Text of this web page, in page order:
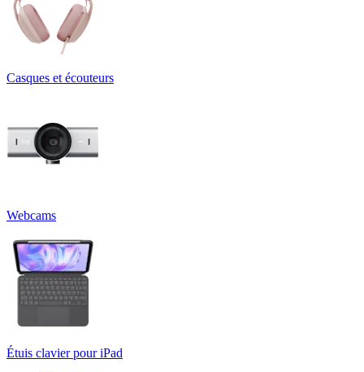
Casques et écouteurs
Webcams
Étuis clavier pour iPad